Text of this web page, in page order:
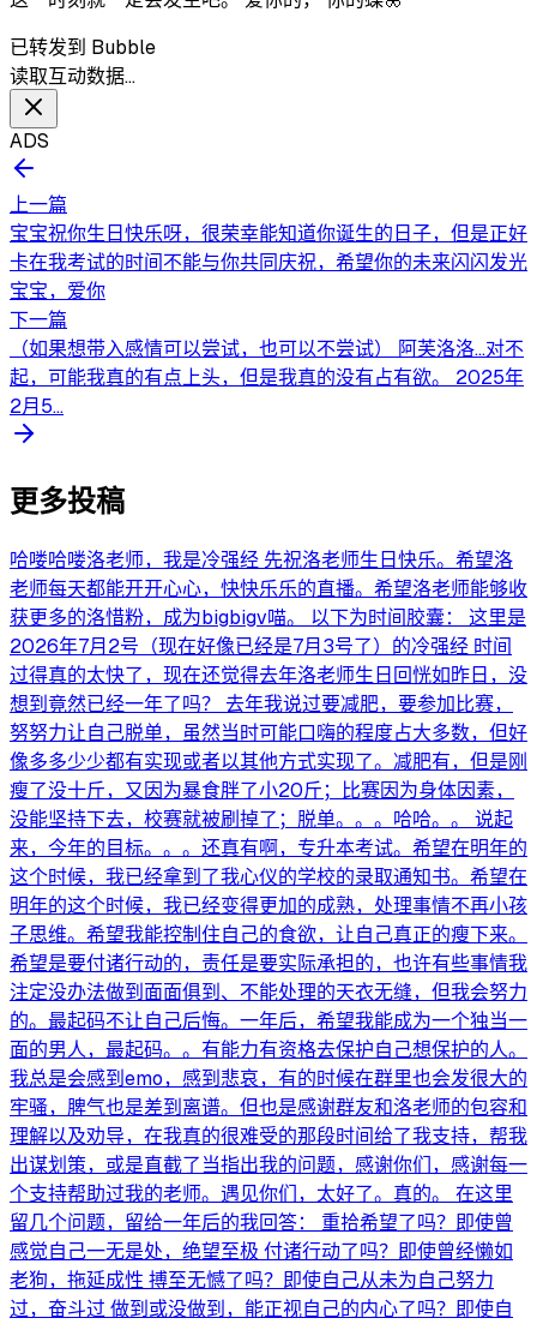
已转发到 Bubble
读取互动数据…
ADS
上一篇
宝宝祝你生日快乐呀，很荣幸能知道你诞生的日子，但是正好
卡在我考试的时间不能与你共同庆祝，希望你的未来闪闪发光
宝宝，爱你
下一篇
（如果想带入感情可以尝试，也可以不尝试） 阿芙洛洛…对不
起，可能我真的有点上头，但是我真的没有占有欲。 2025年
2月5...
更多投稿
哈喽哈喽洛老师，我是冷强经 先祝洛老师生日快乐。希望洛
老师每天都能开开心心，快快乐乐的直播。希望洛老师能够收
获更多的洛惜粉，成为bigbigv喵。 以下为时间胶囊： 这里是
2026年7月2号（现在好像已经是7月3号了）的冷强经 时间
过得真的太快了，现在还觉得去年洛老师生日回恍如昨日，没
想到竟然已经一年了吗？ 去年我说过要减肥，要参加比赛，
努努力让自己脱单，虽然当时可能口嗨的程度占大多数，但好
像多多少少都有实现或者以其他方式实现了。减肥有，但是刚
瘦了没十斤，又因为暴食胖了小20斤；比赛因为身体因素，
没能坚持下去，校赛就被刷掉了；脱单。。。哈哈。。 说起
来，今年的目标。。。还真有啊，专升本考试。希望在明年的
这个时候，我已经拿到了我心仪的学校的录取通知书。希望在
明年的这个时候，我已经变得更加的成熟，处理事情不再小孩
子思维。希望我能控制住自己的食欲，让自己真正的瘦下来。
希望是要付诸行动的，责任是要实际承担的，也许有些事情我
注定没办法做到面面俱到、不能处理的天衣无缝，但我会努力
的。最起码不让自己后悔。一年后，希望我能成为一个独当一
面的男人，最起码。。有能力有资格去保护自己想保护的人。
我总是会感到emo，感到悲哀，有的时候在群里也会发很大的
牢骚，脾气也是差到离谱。但也是感谢群友和洛老师的包容和
理解以及劝导，在我真的很难受的那段时间给了我支持，帮我
出谋划策，或是直截了当指出我的问题，感谢你们，感谢每一
个支持帮助过我的老师。遇见你们，太好了。真的。 在这里
留几个问题，留给一年后的我回答： 重拾希望了吗？即使曾
感觉自己一无是处，绝望至极 付诸行动了吗？即使曾经懒如
老狗，拖延成性 搏至无憾了吗？即使自己从未为自己努力
过，奋斗过 做到或没做到，能正视自己的内心了吗？即使自